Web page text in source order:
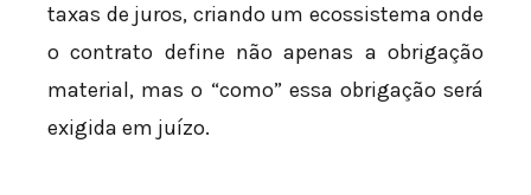
taxas de juros, criando um ecossistema onde
o contrato define não apenas a obrigação
material, mas o “como” essa obrigação será
exigida em juízo.